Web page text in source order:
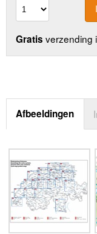
Gratis verzending
Afbeeldingen